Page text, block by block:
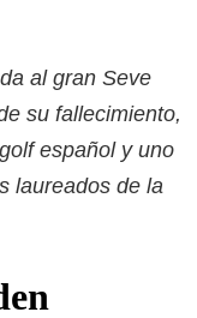
al gran Seve
su fallecimiento,
español y uno
laureados de la